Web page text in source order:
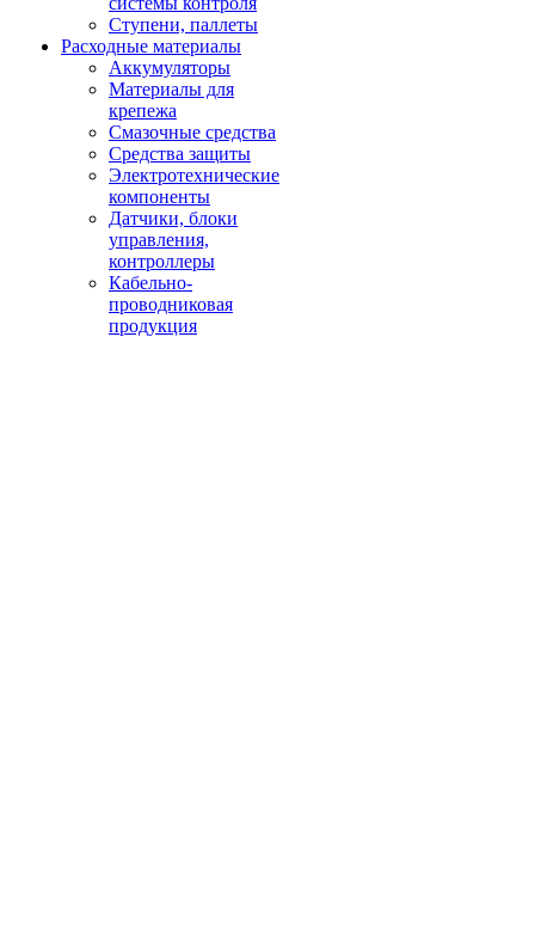
Ступени, паллеты
Расходные материалы
Аккумуляторы
Материалы для
крепежа
Смазочные средства
Средства защиты
Электротехнические
компоненты
Датчики, блоки
управления,
контроллеры
Кабельно-
проводниковая
продукция